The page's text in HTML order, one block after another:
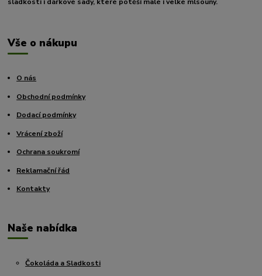
Vše o nákupu
O nás
Obchodní podmínky
Dodací podmínky
Vrácení zboží
Ochrana soukromí
Reklamační řád
Kontakty
Naše nabídka
Čokoláda a Sladkosti